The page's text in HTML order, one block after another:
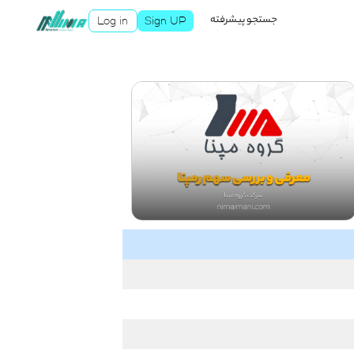
Log in Sign UP جستجو پیشرفته